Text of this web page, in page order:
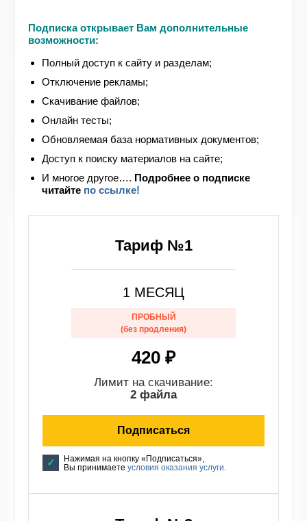
повышения квалификации в области пожарной
безопасности.
А в соответствии с ч. 2 статьи 76
Федерального закона от 29 декабря 2012 г. N
273-ФЗ “Об образовании в Российской
Федерации” дополнительное профессиональное
образование осуществляется посредством
реализации дополнительных
профессиональных программ (программ
повышения квалификации и программ
профессиональной переподготовки).
Тариф №1
1 МЕСЯЦ
ПРОБНЫЙ
(без продления)
420 ₽
Лимит на скачивание:
2 файла
Подписаться
Нажимая на кнопку «Подписаться»,
Вы принимаете условия оказания услуги.
Подписка открывает Вам дополнительные
возможности:
Полный доступ к сайту и разделам;
Отключение рекламы;
Скачивание файлов;
Онлайн тесты;
Обновляемая база нормативных документов;
Доступ к поиску материалов на сайте;
И многое другое…. Подробнее о подписке
читайте по ссылке!